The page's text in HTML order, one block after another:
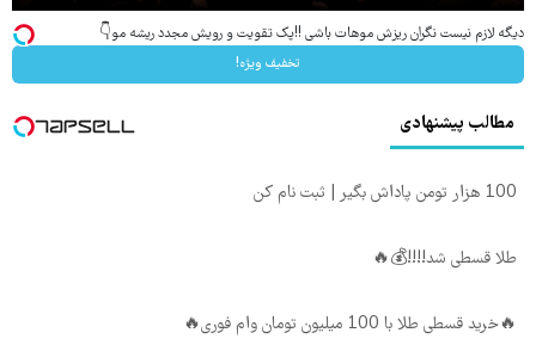
دیگه لازم نیست نگران ریزش موهات باشی !!پک تقویت و رویش مجدد ریشه مو👇
تخفیف ویژه!
مطالب پیشنهادی
100 هزار تومن پاداش بگیر | ثبت نام کن
طلا قسطی شد!!!!💰🔥
🔥خرید قسطی طلا با 100 میلیون تومان وام فوری🔥